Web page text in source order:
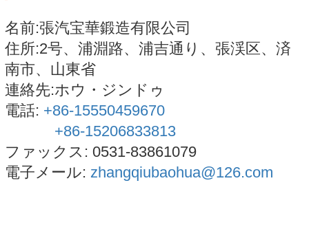
名前:張汽宝華鍛造有限公司
住所:2号、浦淵路、浦吉通り、張渓区、済
南市、山東省
連絡先:ホウ・ジンドゥ
電話: +86-15550459670
+86-15206833813
ファックス: 0531-83861079
電子メール: zhangqiubaohua@126.com